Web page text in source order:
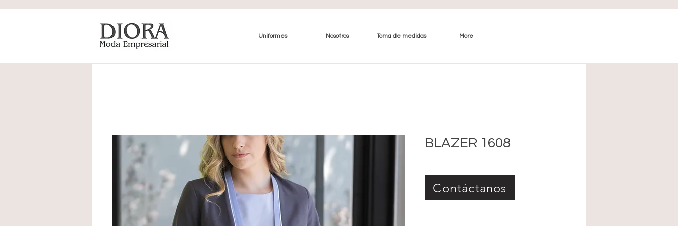
Uniformes Nosotros Toma de medidas More
BLAZER 1608
Contáctanos